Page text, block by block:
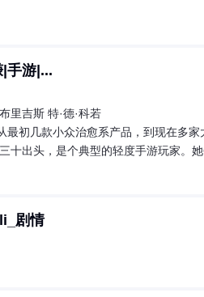
手游|...
里吉斯 特·德·科若
初几款小众治愈系产品，到现在多
十出头，是个典型的轻度手游玩家
游，有的大厂出品，宣传做得很大
剧情